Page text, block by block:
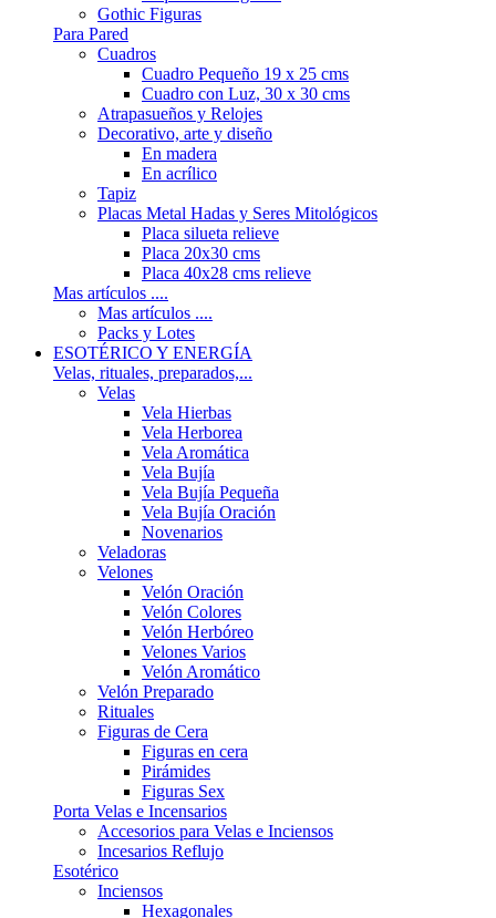
Gothic Figuras
Para Pared
Cuadros
Cuadro Pequeño 19 x 25 cms
Cuadro con Luz, 30 x 30 cms
Atrapasueños y Relojes
Decorativo, arte y diseño
En madera
En acrílico
Tapiz
Placas Metal Hadas y Seres Mitológicos
Placa silueta relieve
Placa 20x30 cms
Placa 40x28 cms relieve
Mas artículos ....
Mas artículos ....
Packs y Lotes
ESOTÉRICO Y ENERGÍA
Velas, rituales, preparados,...
Velas
Vela Hierbas
Vela Herborea
Vela Aromática
Vela Bujía
Vela Bujía Pequeña
Vela Bujía Oración
Novenarios
Veladoras
Velones
Velón Oración
Velón Colores
Velón Herbóreo
Velones Varios
Velón Aromático
Velón Preparado
Rituales
Figuras de Cera
Figuras en cera
Pirámides
Figuras Sex
Porta Velas e Incensarios
Accesorios para Velas e Inciensos
Incesarios Reflujo
Esotérico
Inciensos
Hexagonales